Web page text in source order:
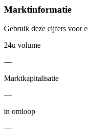
Marktinformatie
Gebruik deze cijfers voor
24u volume
—
Marktkapitalisatie
—
in omloop
—